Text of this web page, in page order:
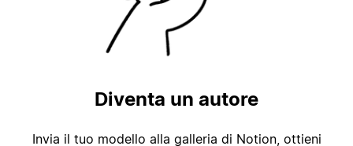
Diventa un autore
Invia il tuo modello alla galleria di Notion, ottieni